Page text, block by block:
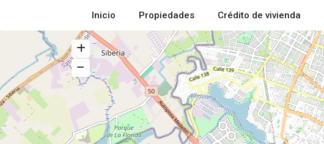
Inicio Propiedades Crédito de vivienda